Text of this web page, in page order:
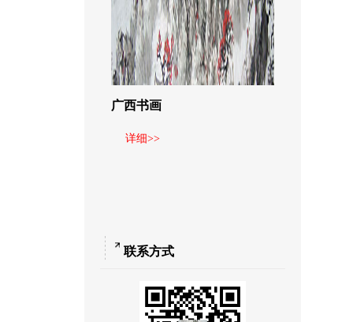
广西书画
详细>>
联系方式